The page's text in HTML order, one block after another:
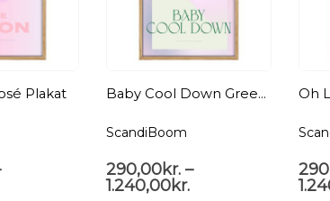
Plakat Baby Cool Down Green Plakat
ScandiBoom
290,00kr. –
1.240,00kr.
Oh